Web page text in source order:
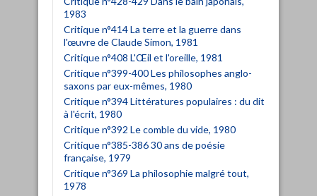
1983
Critique n°414 La terre et la guerre dans
l'œuvre de Claude Simon, 1981
Critique n°408 L'Œil et l'oreille, 1981
Critique n°399-400 Les philosophes anglo-
saxons par eux-mêmes, 1980
Critique n°394 Littératures populaires : du dit
à l'écrit, 1980
Critique n°392 Le comble du vide, 1980
Critique n°385-386 30 ans de poésie
française, 1979
Critique n°369 La philosophie malgré tout,
1978